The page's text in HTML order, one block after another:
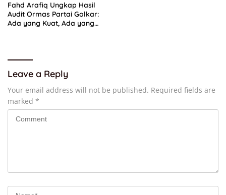
Fahd Arafiq Ungkap Hasil
Audit Ormas Partai Golkar:
Ada yang Kuat, Ada yang
Leave a Reply
Your email address will not be published. Required fields are
marked *